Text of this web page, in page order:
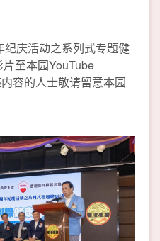
庆活动之系列式专题健
至本园YouTube
容的人士敬请留意本园